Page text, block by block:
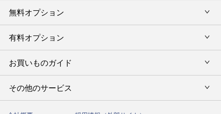
香典返し・法要引出物
新築内祝い・引越ご挨拶
入学内祝い
お祝い
出産内祝 名入れ
今治タオル特集
グルメ限定カタログギフト
グルメギフト
タオルギフト
キッチンウェア
インテリア・雑貨
カタログギフトを予算で選ぶ
タオルギフトを予算で選ぶ
その他のギフトを予算で選ぶ
無料オプション
ラッピング
のし
命名札
有料オプション
風呂敷
写真入メッセージカード
お買いものガイド
初めての方へ
ご注文方法
その他のサービス